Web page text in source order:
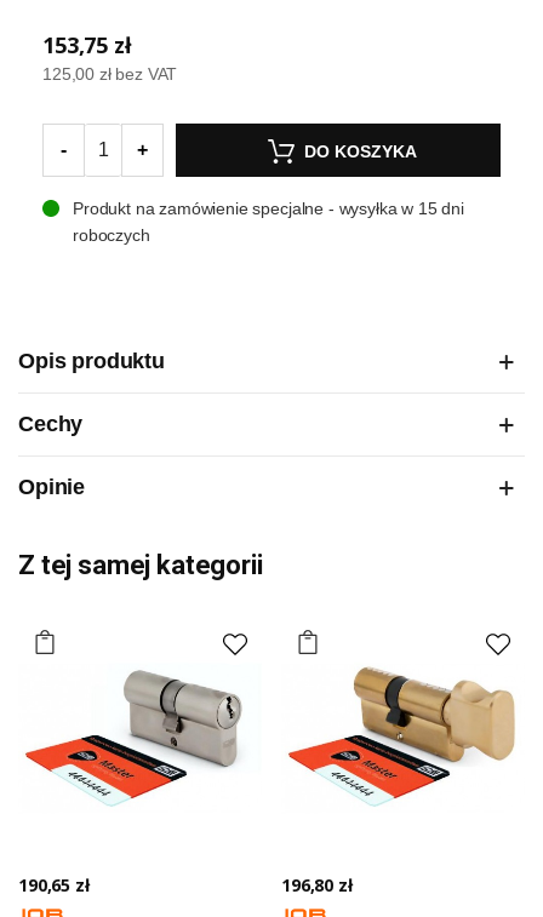
153,75 zł
125,00 zł bez VAT
- + DO KOSZYKA
Produkt na zamówienie specjalne - wysyłka w 15 dni
roboczych
Opis produktu
Cechy
Opinie
Z tej samej kategorii
190,65 zł 196,80 zł